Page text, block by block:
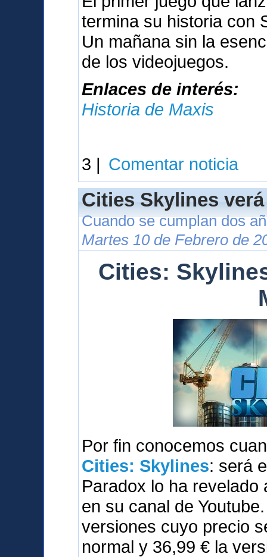
termina su historia con
Un mañana sin la
de los videojuegos.
Enlaces de interés:
Historia de Maxis
3 | Comentar noticia
Cities Skylines
Cuando se cumplan dos
Martes 10 de Febrero de
Cities:
Por fin conocemos
Cities: Skylines: será
Paradox lo ha
en su canal de
versiones cuyo precio
normal y 36,99 € la